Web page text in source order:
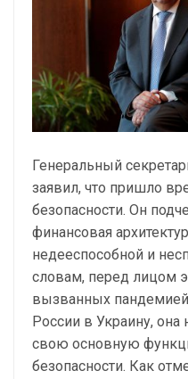
Генеральный
заявил, что пришло
безопасности. Он
финансовая
недееспособной и
словам, перед лицом
вызванных
России в Украину,
свою основную
безопасности. Как